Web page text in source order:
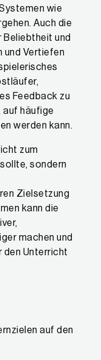
wie
Auch die
und
und Vertiefen
Feedback zu
auf häufige
werden kann.
zum
sondern
Zielsetzung
kann die
machen und
den Unterricht
auf den